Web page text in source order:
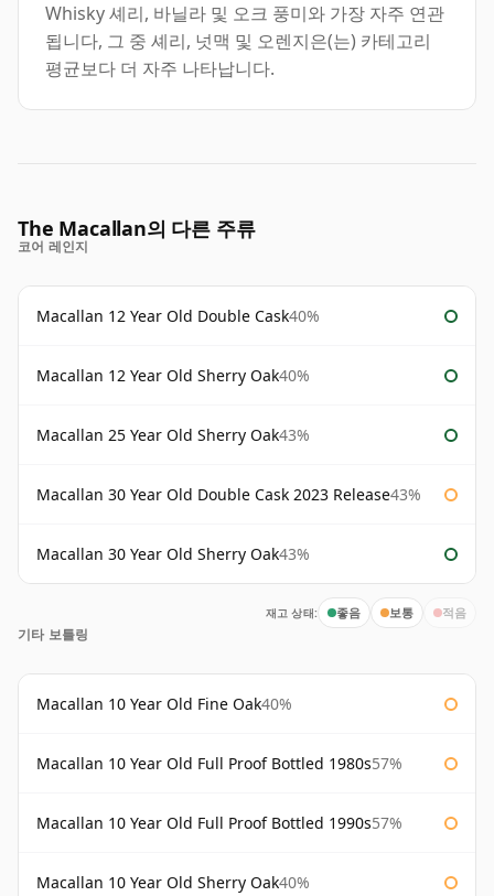
Whisky 셰리, 바닐라 및 오크 풍미와 가장 자주 연관
됩니다, 그 중 셰리, 넛맥 및 오렌지은(는) 카테고리
평균보다 더 자주 나타납니다.
The Macallan의 다른 주류
코어 레인지
Macallan 12 Year Old Double Cask40%
Macallan 12 Year Old Sherry Oak40%
Macallan 25 Year Old Sherry Oak43%
Macallan 30 Year Old Double Cask 2023 Release43%
Macallan 30 Year Old Sherry Oak43%
재고 상태: 좋음 보통 적음
기타 보틀링
Macallan 10 Year Old Fine Oak40%
Macallan 10 Year Old Full Proof Bottled 1980s57%
Macallan 10 Year Old Full Proof Bottled 1990s57%
Macallan 10 Year Old Sherry Oak40%